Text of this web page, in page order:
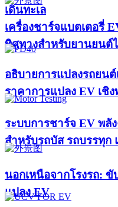
เดินทะเล
เครื่องชาร์จแบตเตอรี่
ทิศทางสำหรับยานยนต์
อธิบายการแปลงรถยน
ราคาการแปลง EV เชิ
ระบบการชาร์จ EV พลั
สำหรับรถบัส รถบรรทุก
นอกเหนือจากโรงรถ:
แปลง EV